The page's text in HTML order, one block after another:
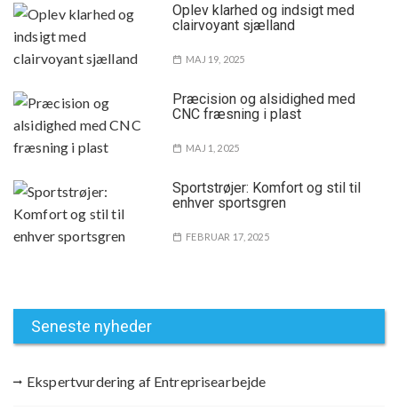
Oplev klarhed og indsigt med
clairvoyant sjælland
MAJ 19, 2025
Præcision og alsidighed med
CNC fræsning i plast
MAJ 1, 2025
Sportstrøjer: Komfort og stil til
enhver sportsgren
FEBRUAR 17, 2025
Seneste nyheder
Ekspertvurdering af Entreprisearbejde